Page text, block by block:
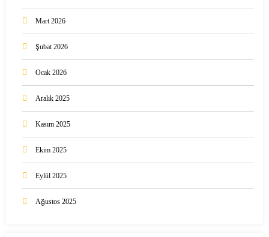
Mart 2026
Şubat 2026
Ocak 2026
Aralık 2025
Kasım 2025
Ekim 2025
Eylül 2025
Ağustos 2025